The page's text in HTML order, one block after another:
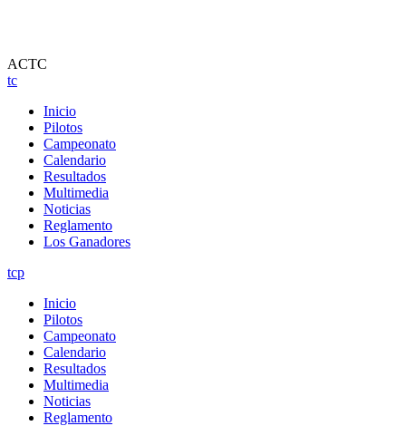
ACTC
tc
Inicio
Pilotos
Campeonato
Calendario
Resultados
Multimedia
Noticias
Reglamento
Los Ganadores
tcp
Inicio
Pilotos
Campeonato
Calendario
Resultados
Multimedia
Noticias
Reglamento